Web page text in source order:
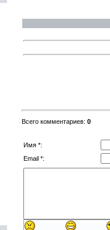
Всего комментариев: 0
Имя *:
Email *: